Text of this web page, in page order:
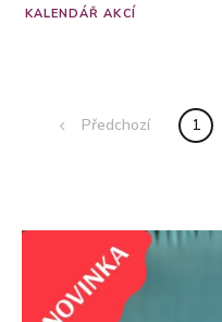
KALENDÁŘ AKCÍ
Předchozí 1